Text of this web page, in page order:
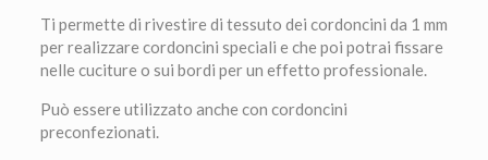
Ti permette di rivestire di tessuto dei cordoncini da 1 mm
per realizzare cordoncini speciali e che poi potrai fissare
nelle cuciture o sui bordi per un effetto professionale.
Può essere utilizzato anche con cordoncini
preconfezionati.